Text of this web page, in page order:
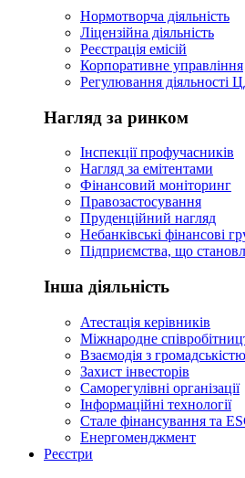
Нормотворча діяльність
Ліцензійна діяльність
Реєстрація емісій
Корпоративне управління
Регулювання діяльності
Нагляд за ринком
Інспекції профучасників
Нагляд за емітентами
Фінансовий моніторинг
Правозастосування
Пруденційний нагляд
Небанківські фінансові
Підприємства, що
Інша діяльність
Атестація керівників
Міжнародне
Взаємодія з громадськістю
Захист інвесторів
Саморегулівні організації
Інформаційні технології
Стале фінансування та
Енергоменджмент
Реєстри